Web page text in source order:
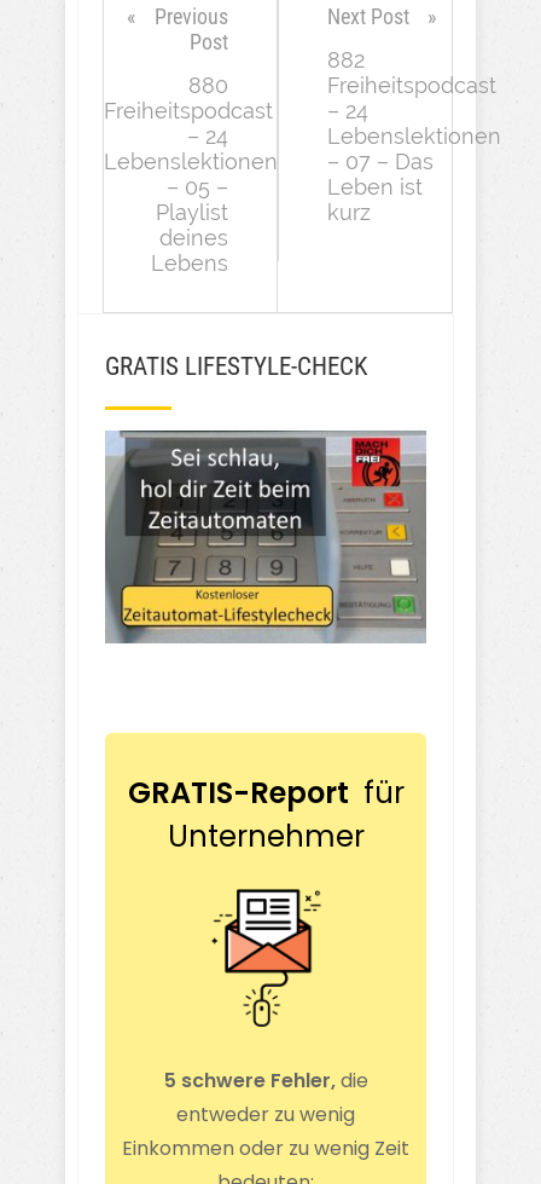
Previous
Post
880
Freiheitspodcast
– 24
Lebenslektionen
– 05 –
Playlist
deines
Lebens
Next Post
882
Freiheitspodcast
– 24
Lebenslektionen
– 07 – Das
Leben ist
kurz
GRATIS LIFESTYLE-CHECK
GRATIS-Report für
Unternehmer
5 schwere Fehler,die
entweder zu wenig
Einkommen oder zu wenig Zeit